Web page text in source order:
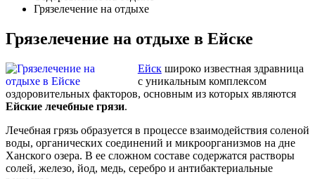
Грязелечение на отдыхе
Грязелечение на отдыхе в Ейске
Ейскшироко известная здравница
с уникальным комплексом
оздоровительных факторов, основным из которых являются
Ейские лечебные грязи.
Лечебная грязь образуется в процессе взаимодействия соленой
воды, органических соединений и микроорганизмов на дне
Ханского озера. В ее сложном составе содержатся растворы
солей, железо, йод, медь, серебро и антибактериальные